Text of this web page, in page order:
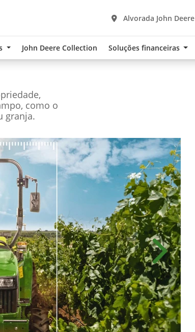
Alvorada John
John Deere Collection Soluções financeiras
como o
granja.
Próximo